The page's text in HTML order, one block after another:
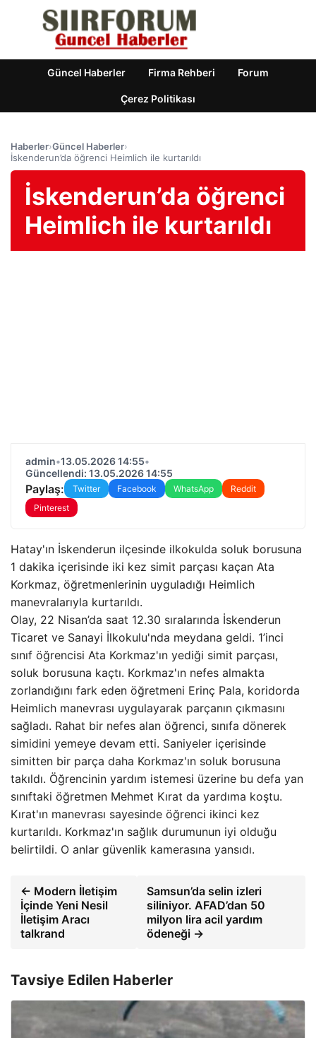
Güncel Haberler Firma Rehberi Forum
Çerez Politikası
Haberler›Güncel Haberler›
İskenderun’da öğrenci Heimlich ile kurtarıldı
İskenderun’da öğrenci
Heimlich ile kurtarıldı
admin•13.05.2026 14:55•
Güncellendi: 13.05.2026 14:55
Paylaş: Twitter Facebook WhatsApp
Reddit
Pinterest
Hatay'ın İskenderun ilçesinde ilkokulda soluk borusuna
1 dakika içerisinde iki kez simit parçası kaçan Ata
Korkmaz, öğretmenlerinin uyguladığı Heimlich
manevralarıyla kurtarıldı.
Olay, 22 Nisan’da saat 12.30 sıralarında İskenderun
Ticaret ve Sanayi İlkokulu'nda meydana geldi. 1’inci
sınıf öğrencisi Ata Korkmaz'ın yediği simit parçası,
soluk borusuna kaçtı. Korkmaz'ın nefes almakta
zorlandığını fark eden öğretmeni Erinç Pala, koridorda
Heimlich manevrası uygulayarak parçanın çıkmasını
sağladı. Rahat bir nefes alan öğrenci, sınıfa dönerek
simidini yemeye devam etti. Saniyeler içerisinde
simitten bir parça daha Korkmaz'ın soluk borusuna
takıldı. Öğrencinin yardım istemesi üzerine bu defa yan
sınıftaki öğretmen Mehmet Kırat da yardıma koştu.
Kırat'ın manevrası sayesinde öğrenci ikinci kez
kurtarıldı. Korkmaz'ın sağlık durumunun iyi olduğu
belirtildi. O anlar güvenlik kamerasına yansıdı.
← Modern İletişim
İçinde Yeni Nesil
İletişim Aracı
talkrand
Samsun’da selin izleri
siliniyor. AFAD’dan 50
milyon lira acil yardım
ödeneği →
Tavsiye Edilen Haberler